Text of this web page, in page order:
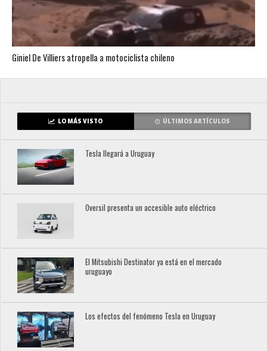
Giniel De Villiers atropella a motociclista chileno
LO MÁS VISTO ÚLTIMOS ARTÍCULOS
Tesla llegará a Uruguay
Oversil presenta un accesible auto eléctrico
El Mitsubishi Destinator ya está en el mercado
uruguayo
Los efectos del fenómeno Tesla en Uruguay